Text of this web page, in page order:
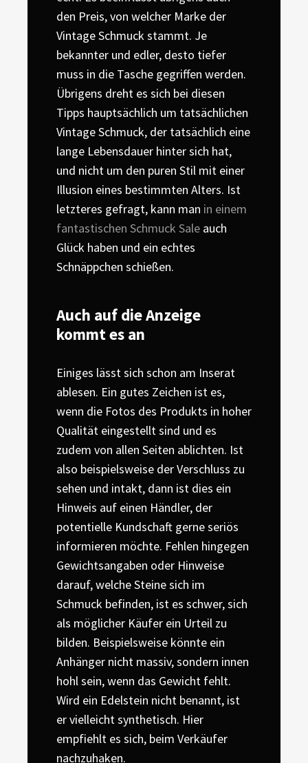
den Preis, von welcher Marke der
Vintage Schmuck stammt. Je
bekannter und edler, desto tiefer
muss in die Tasche gegriffen werden.
Übrigens dreht es sich bei diesen
Tipps hauptsächlich um tatsächlichen
Vintage Schmuck, der tatsächlich eine
lange Lebensdauer hinter sich hat,
und nicht um den puren Stil mit einer
Illusion eines bestimmten Alters. Ist
letzteres gefragt, kann man in einem
fantastischen Schmuck Sale auch
Glück haben und ein echtes
Schnäppchen schießen.
Auch auf die Anzeige
kommt es an
Einiges lässt sich schon am Inserat
ablesen. Ein gutes Zeichen ist es,
wenn die Fotos des Produkts in hoher
Qualität eingestellt sind und es
zudem von allen Seiten ablichten. Ist
also beispielsweise der Verschluss zu
sehen und intakt, dann ist dies ein
Hinweis auf einen Händler, der
potentielle Kundschaft gerne seriös
informieren möchte. Fehlen hingegen
Gewichtsangaben oder Hinweise
darauf, welche Steine sich im
Schmuck befinden, ist es schwer, sich
als möglicher Käufer ein Urteil zu
bilden. Beispielsweise könnte ein
Anhänger nicht massiv, sondern innen
hohl sein, wenn das Gewicht fehlt.
Wird ein Edelstein nicht benannt, ist
er vielleicht synthetisch. Hier
empfiehlt es sich, beim Verkäufer
nachzuhaken.